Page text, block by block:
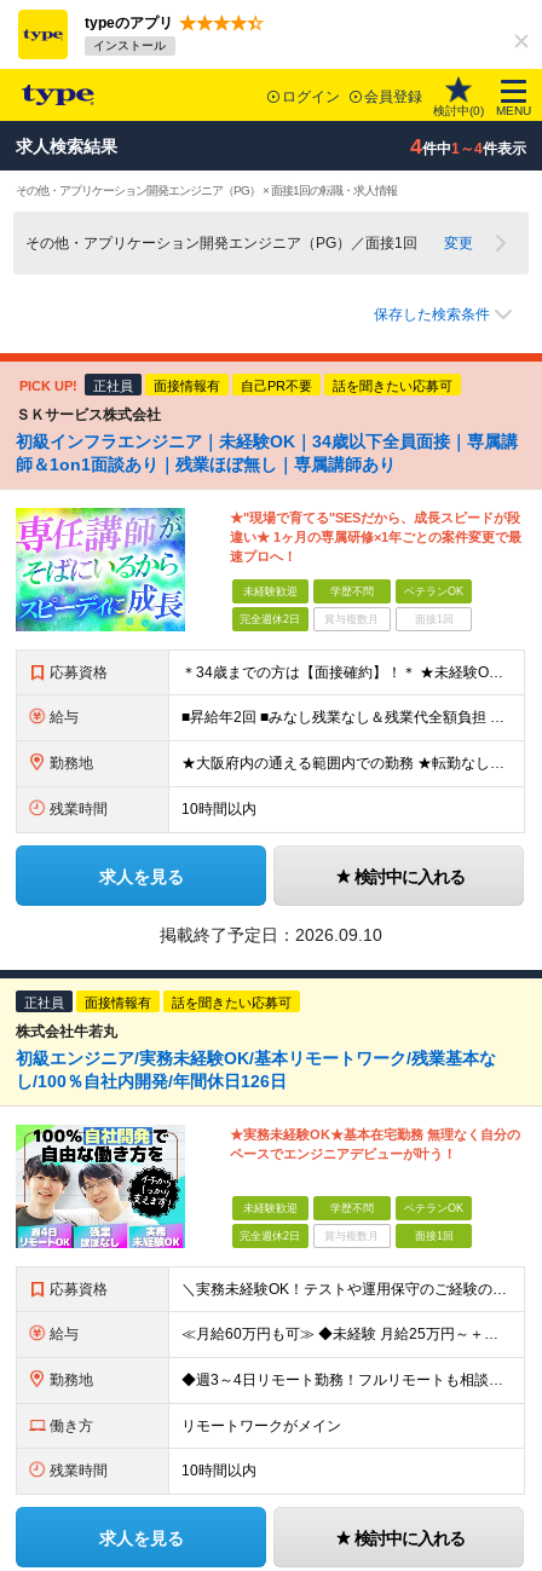
typeのアプリ
インストール
ログイン 会員登録
検討中(0) MENU
求人検索結果 4件中1～4件表示
その他・アプリケーション開発エンジニア（PG） × 面接1回の転職・求人情報
その他・アプリケーション開発エンジニア（PG）／面接1回 変更
保存した検索条件
PICK UP! 正社員 面接情報有 自己PR不要 話を聞きたい応募可
ＳＫサービス株式会社
初級インフラエンジニア｜未経験OK｜34歳以下全員面接｜専属講
師＆1on1面談あり｜残業ほぼ無し｜専属講師あり
★"現場で育てる"SESだから、成長スピードが段
違い★ 1ヶ月の専属研修×1年ごとの案件変更で最
速プロへ！
未経験歓迎 学歴不問 ベテランOK
完全週休2日 賞与複数月 面接1回
応募資格 ＊34歳までの方は【面接確約】！＊ ★未経験OK＆経歴一切不問！ ★正社員デビューの方も歓迎します！ ★第二新卒・既卒歓迎 ★学歴不問 ＊専属の講師や1on1のサポートもあり、安心してスタートできま
給与 ■昇給年2回 ■みなし残業なし＆残業代全額負担 ■資格取得報奨金あり（5,000円～10万円） ★IT系の資格をお持ちの方は【月給30万円～】スタートが可能！ 月給21万5000円～60万円 未経
勤務地 ★大阪府内の通える範囲内での勤務 ★転勤なし！ 【新入社員研修の実施場所】 オフィス：大阪府大阪市北区西天満4-3-17 MF西天満ビル12F ※研修後は大阪府内の各プロジェクト先となります。 ※
残業時間 10時間以内
求人を見る 検討中に入れる
掲載終了予定日： 2026.09.10
正社員 面接情報有 話を聞きたい応募可
株式会社牛若丸
初級エンジニア/実務未経験OK/基本リモートワーク/残業基本な
し/100％自社内開発/年間休日126日
★実務未経験OK★基本在宅勤務 無理なく自分の
ペースでエンジニアデビューが叶う！
未経験歓迎 学歴不問 ベテランOK
完全週休2日 賞与複数月 面接1回
応募資格 ＼実務未経験OK！テストや運用保守のご経験のみも歓迎／ ◆学歴不問 ◆独学やスクールでIT知識を身につけた方 ┗実務未経験OK！エンジニアデビューをしっかり支えます◎ ≪こんな方にピッタリ≫ ◇腰
給与 ≪月給60万円も可≫ ◆未経験 月給25万円～＋残業代全額支給＋各種手当 ◆経験者 月給30万円～60万円＋残業代全額支給＋各種手当 ※前職の給与・経験・能力などを考慮の上、当社規定により優遇し
勤務地 ◆週3～4日リモート勤務！フルリモートも相談可 ◆出社の場合は16:30退社 ◆転勤なし 【本社】 東京都港区新橋3-5-1 サンパウロビル2F (変更の範囲)上記を除く当社関連勤務地
働き方 リモートワークがメイン
残業時間 10時間以内
求人を見る 検討中に入れる